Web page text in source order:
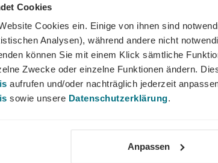
Cookies
Cookies ein. Einige von ihnen sind
Analysen), während andere nicht
können Sie mit einem Klick sämtliche
Zwecke oder einzelne Funktionen ändern.
aufrufen und/oder nachträglich jederzeit
sowie unsere Datenschutzerklärung.
Anpassen
oder Führungskraft: Wir begleiten den
Mobility, Tech und Energy. Unser Ziel ist es
der YER Group wächst unser Angebot an
hinweg. Ob im Einsatz bei einem
der Weg zum Traumjob!
aussagekräftige Bewerbung inkl.
Onlineportal.